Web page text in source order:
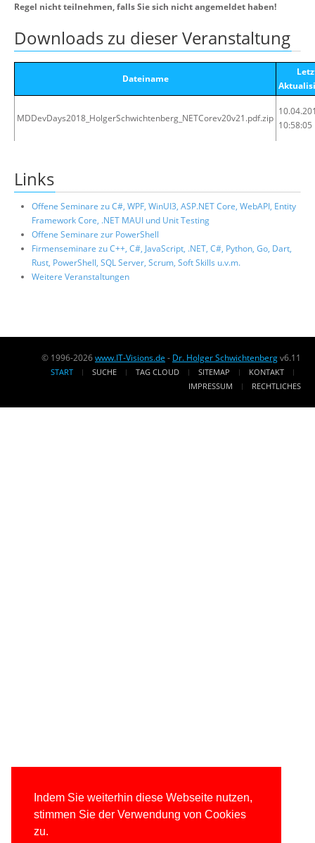
Indem Sie weiterhin diese Webseite nutzen,
stimmen Sie der Verwendung von Cookies
zu.
Regel nicht teilnehmen, falls Sie sich nicht angemeldet haben!
Downloads zu dieser Veranstaltung
Dateiname
MDDevDays2018_HolgerSchwichtenberg_NETCorev20v21.pdf.zip
10:58:05
Links
Offene Seminare zu C#, WPF, WinUI3, ASP.NET Core, WebAPI, Entity
Framework Core, .NET MAUI und Unit Testing
Offene Seminare zur PowerShell
Firmenseminare zu C++, C#, JavaScript, .NET, C#, Python, Go, Dart,
Rust, PowerShell, SQL Server, Scrum, Soft Skills u.v.m.
Weitere Veranstaltungen
© 1996-2026www.IT-Visions.de - Dr. Holger Schwichtenbergv6.11
START SUCHE TAG CLOUD SITEMAP
KONTAKT
IMPRESSUM
RECHTLICHES